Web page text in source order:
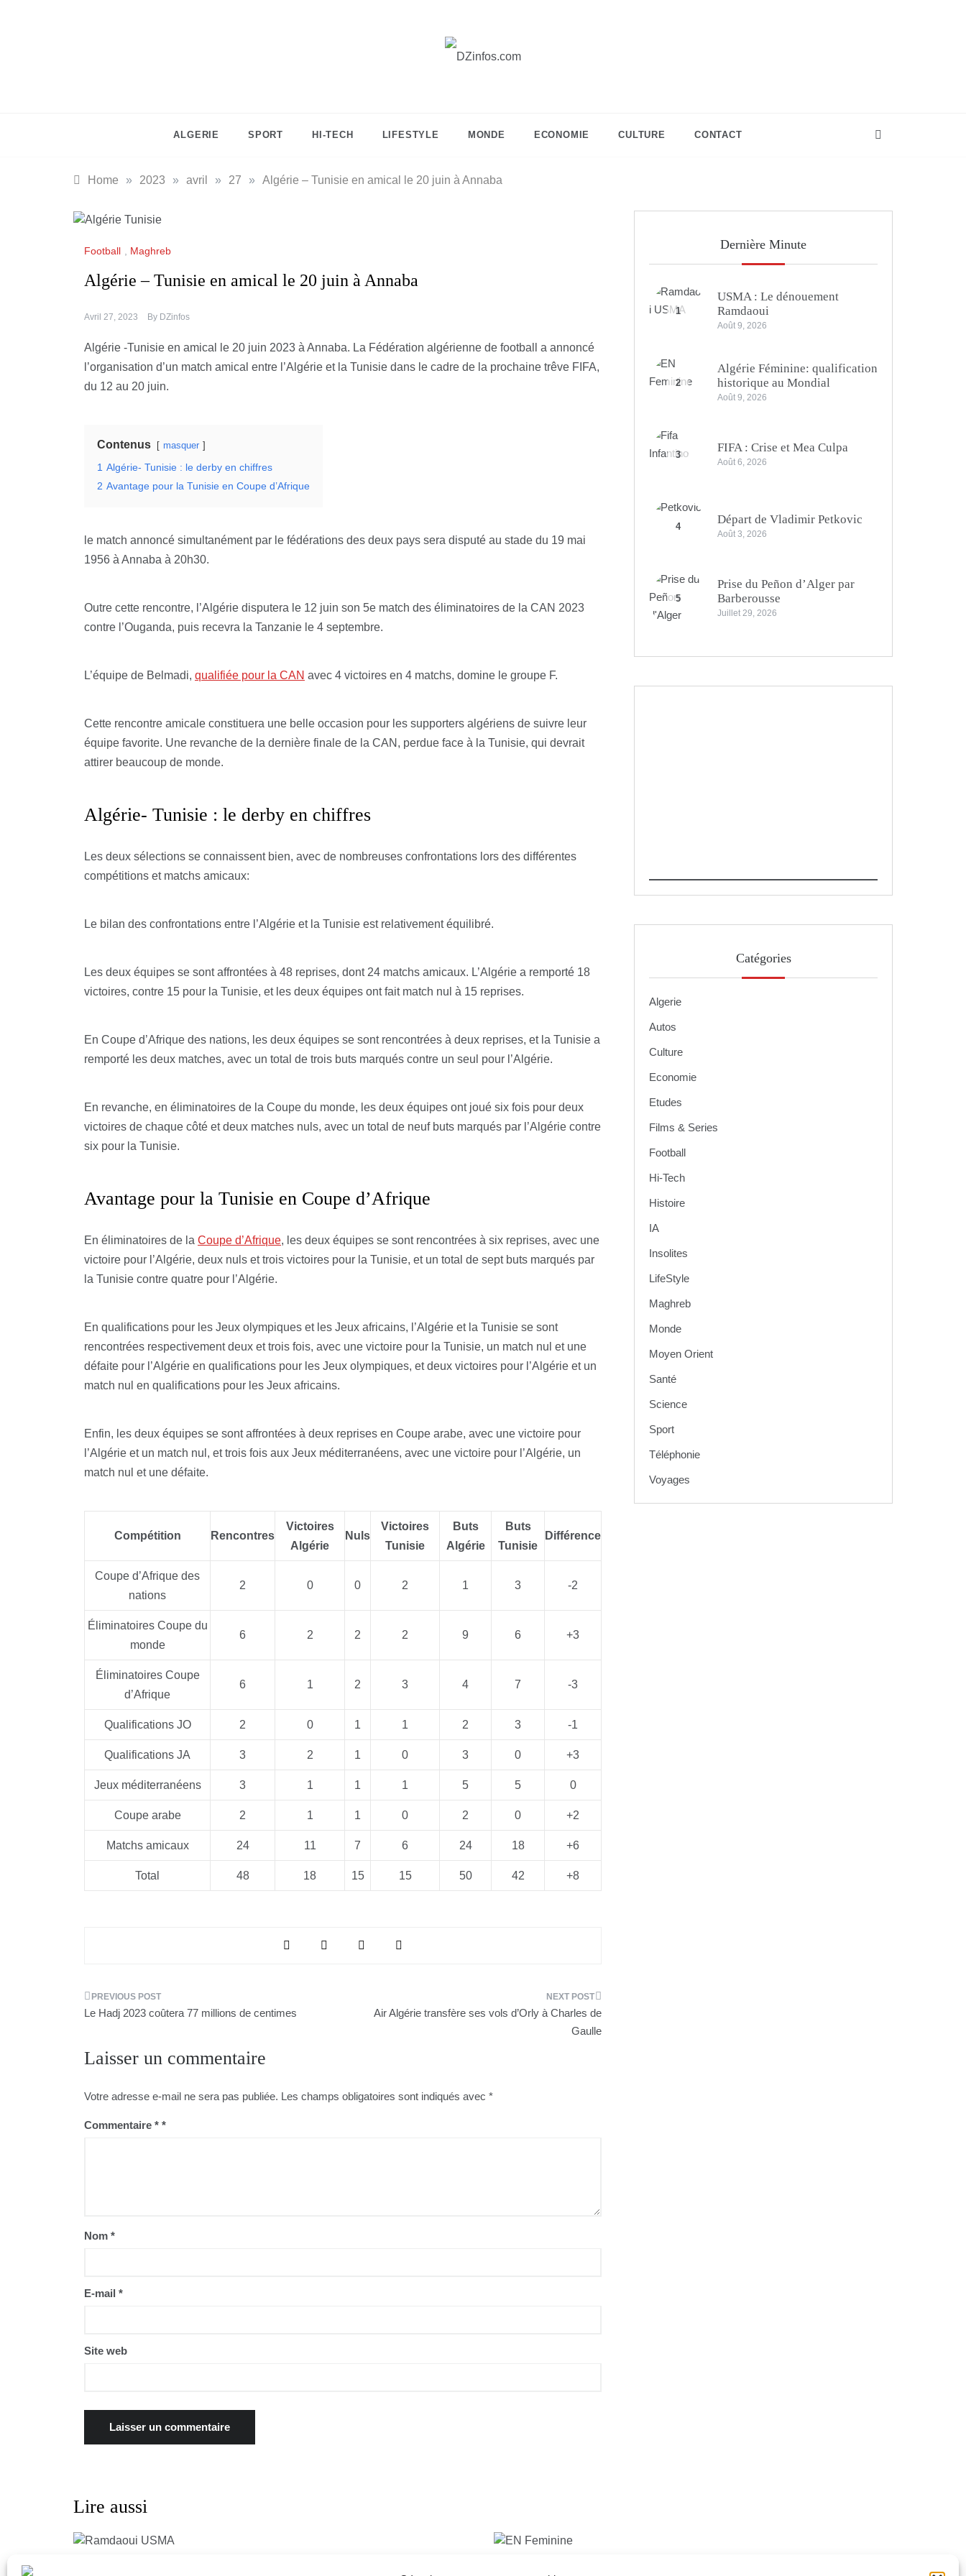
ALGERIE SPORT HI-TECH LIFESTYLE MONDE ECONOMIE CULTURE CONTACT
Home » 2023 » avril » 27 » Algérie – Tunisie en amical le 20 juin à Annaba
Football Maghreb
Algérie – Tunisie en amical le 20 juin à Annaba
Avril 27, 2023 By DZinfos
Algérie -Tunisie en amical le 20 juin 2023 à Annaba. La Fédération algérienne de football a annoncé
l’organisation d’un match amical entre l’Algérie et la Tunisie dans le cadre de la prochaine trêve FIFA,
du 12 au 20 juin.
Contenus masquer
1 Algérie- Tunisie : le derby en chiffres
2 Avantage pour la Tunisie en Coupe d’Afrique
le match annoncé simultanément par le fédérations des deux pays sera disputé au stade du 19 mai
1956 à Annaba à 20h30.
Outre cette rencontre, l’Algérie disputera le 12 juin son 5e match des éliminatoires de la CAN 2023
contre l’Ouganda, puis recevra la Tanzanie le 4 septembre.
L’équipe de Belmadi, qualifiée pour la CAN avec 4 victoires en 4 matchs, domine le groupe F.
Cette rencontre amicale constituera une belle occasion pour les supporters algériens de suivre leur
équipe favorite. Une revanche de la dernière finale de la CAN, perdue face à la Tunisie, qui devrait
attirer beaucoup de monde.
Algérie- Tunisie : le derby en chiffres
Les deux sélections se connaissent bien, avec de nombreuses confrontations lors des différentes
compétitions et matchs amicaux:
Le bilan des confrontations entre l’Algérie et la Tunisie est relativement équilibré.
Les deux équipes se sont affrontées à 48 reprises, dont 24 matchs amicaux. L’Algérie a remporté 18
victoires, contre 15 pour la Tunisie, et les deux équipes ont fait match nul à 15 reprises.
En Coupe d’Afrique des nations, les deux équipes se sont rencontrées à deux reprises, et la Tunisie a
remporté les deux matches, avec un total de trois buts marqués contre un seul pour l’Algérie.
En revanche, en éliminatoires de la Coupe du monde, les deux équipes ont joué six fois pour deux
victoires de chaque côté et deux matches nuls, avec un total de neuf buts marqués par l’Algérie contre
six pour la Tunisie.
Avantage pour la Tunisie en Coupe d’Afrique
En éliminatoires de la Coupe d’Afrique, les deux équipes se sont rencontrées à six reprises, avec une
victoire pour l’Algérie, deux nuls et trois victoires pour la Tunisie, et un total de sept buts marqués par
la Tunisie contre quatre pour l’Algérie.
En qualifications pour les Jeux olympiques et les Jeux africains, l’Algérie et la Tunisie se sont
rencontrées respectivement deux et trois fois, avec une victoire pour la Tunisie, un match nul et une
défaite pour l’Algérie en qualifications pour les Jeux olympiques, et deux victoires pour l’Algérie et un
match nul en qualifications pour les Jeux africains.
Enfin, les deux équipes se sont affrontées à deux reprises en Coupe arabe, avec une victoire pour
l’Algérie et un match nul, et trois fois aux Jeux méditerranéens, avec une victoire pour l’Algérie, un
match nul et une défaite.
Compétition Rencontres
Victoires
Algérie
Nuls
Victoires
Tunisie
Buts
Algérie
Buts
Tunisie
Différence
Coupe d’Afrique des
nations
2 0 0 2 1 3 -2
Éliminatoires Coupe du
monde
6 2 2 2 9 6 +3
Éliminatoires Coupe
d’Afrique
6 1 2 3 4 7 -3
Qualifications JO 2 0 1 1 2 3 -1
Qualifications JA 3 2 1 0 3 0 +3
Jeux méditerranéens 3 1 1 1 5 5 0
Coupe arabe 2 1 1 0 2 0 +2
Matchs amicaux 24 11 7 6 24 18 +6
Total 48 18 15 15 50 42 +8
Navigation
l’article
Le Hadj 2023 coûtera 77 millions de centimes
Air Algérie transfère ses vols d’Orly à Charles de
Gaulle
Laisser un commentaire
Votre adresse e-mail ne sera pas publiée. Les champs obligatoires sont indiqués avec *
Commentaire *
Nom *
E-mail *
Site web
Dernière Minute
1
USMA : Le dénouement
Ramdaoui
Août 9, 2026
2
Algérie Féminine: qualification
historique au Mondial
Août 9, 2026
3
FIFA : Crise et Mea Culpa
Août 6, 2026
4
Départ de Vladimir Petkovic
Août 3, 2026
5
Prise du Peñon d’Alger par
Barberousse
Juillet 29, 2026
Catégories
Algerie
Autos
Culture
Economie
Etudes
Films & Series
Football
Hi-Tech
Histoire
IA
Insolites
LifeStyle
Maghreb
Monde
Moyen Orient
Santé
Science
Sport
Téléphonie
Voyages
Lire aussi